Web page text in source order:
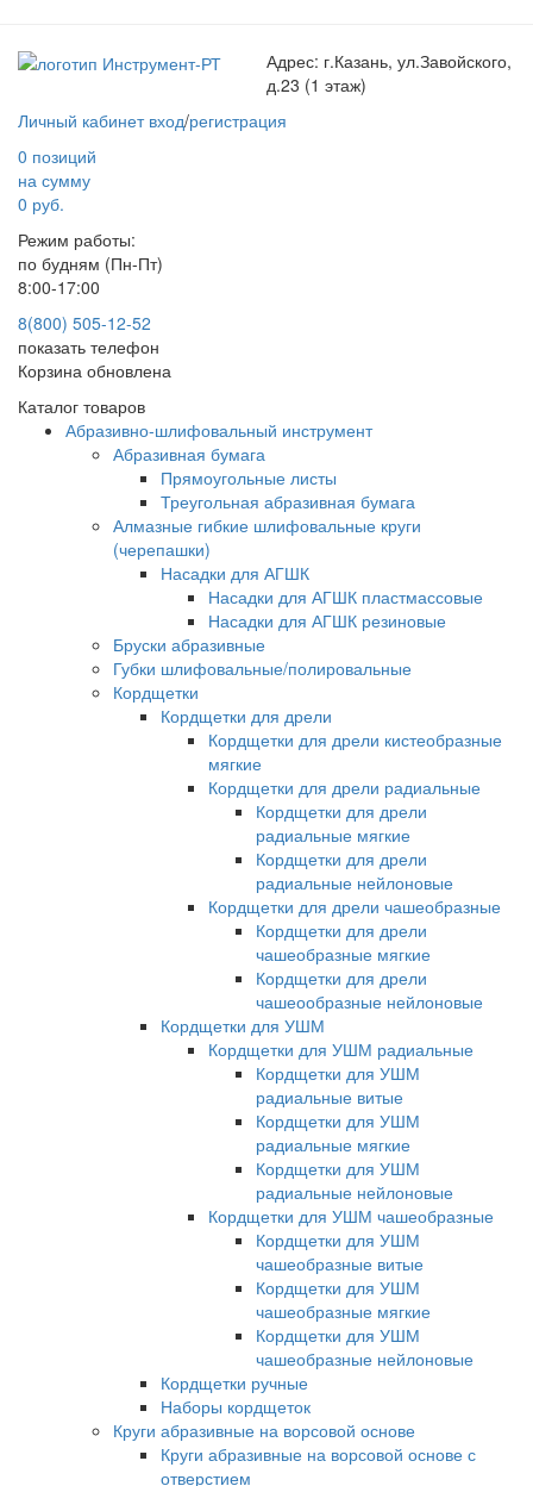
Адрес: г.Казань, ул.Завойского,
д.23 (1 этаж)
Личный кабинет вход/регистрация
0 позиций
на сумму
0 руб.
Режим работы:
по будням (Пн-Пт)
8:00-17:00
8(800) 505-12-52
показать телефон
Корзина обновлена
Каталог товаров
Абразивно-шлифовальный инструмент
Абразивная бумага
Прямоугольные листы
Треугольная абразивная бумага
Алмазные гибкие шлифовальные круги
(черепашки)
Насадки для АГШК
Насадки для АГШК пластмассовые
Насадки для АГШК резиновые
Бруски абразивные
Губки шлифовальные/полировальные
Кордщетки
Кордщетки для дрели
Кордщетки для дрели кистеобразные
мягкие
Кордщетки для дрели радиальные
Кордщетки для дрели
радиальные мягкие
Кордщетки для дрели
радиальные нейлоновые
Кордщетки для дрели чашеобразные
Кордщетки для дрели
чашеобразные мягкие
Кордщетки для дрели
чашеообразные нейлоновые
Кордщетки для УШМ
Кордщетки для УШМ радиальные
Кордщетки для УШМ
радиальные витые
Кордщетки для УШМ
радиальные мягкие
Кордщетки для УШМ
радиальные нейлоновые
Кордщетки для УШМ чашеобразные
Кордщетки для УШМ
чашеобразные витые
Кордщетки для УШМ
чашеобразные мягкие
Кордщетки для УШМ
чашеобразные нейлоновые
Кордщетки ручные
Наборы кордщеток
Круги абразивные на ворсовой основе
Круги абразивные на ворсовой основе с
отверстием